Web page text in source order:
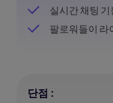
실시간 채팅 기
팔로워들이 라
단점 :